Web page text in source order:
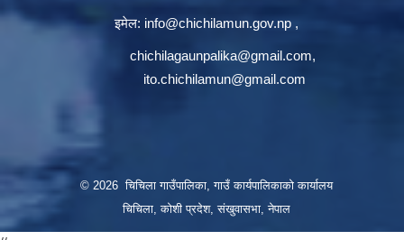
इमेल: info@chichilamun.gov.np ,
chichilagaunpalika@gmail.com,
ito.chichilamun@gmail.com
© 2026 चिचिला गाउँपालिका, गाउँ कार्यपालिकाको कार्यालय
चिचिला, कोशी प्रदेश, संखुवासभा, नेपाल